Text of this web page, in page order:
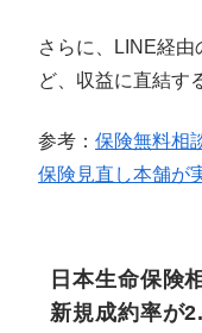
さらに、LINE経
ど、収益に直結す
参考： 保険無料相
保険見直し本舗が
日本生命保険
新規成約率が